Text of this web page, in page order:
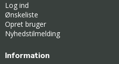
Log ind
Ønskeliste
Opret bruger
Nyhedstilmelding
Information